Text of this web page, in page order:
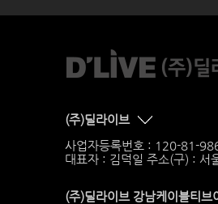
(주)딜라이브
사업자등록번호 : 120-81-
대표자 : 김덕일 주소(구) : 서
(주)딜라이브 강남케이블티브